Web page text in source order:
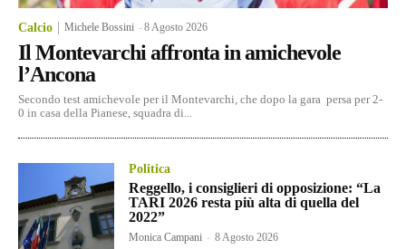
Calcio Michele Bossini -8 Agosto 2026
Il Montevarchi affronta in amichevole
l’Ancona
Secondo test amichevole per il Montevarchi, che dopo la gara persa per 2-
0 in casa della Pianese, squadra di...
Politica
Reggello, i consiglieri di opposizione: “La
TARI 2026 resta più alta di quella del
2022”
Monica Campani - 8 Agosto 2026